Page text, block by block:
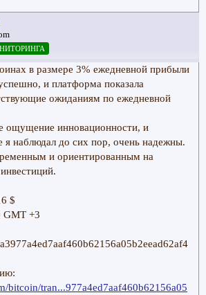
в размере 3% ежедневной прибыли
и платформа показала
ожиданиям по ежедневной
ощущение инновационности, и
я наблюдал до сих пор, очень надежны.
и ориентированным на
$
GMT +3
bitcoin/tran...977a4ed7aaf460b62156a05